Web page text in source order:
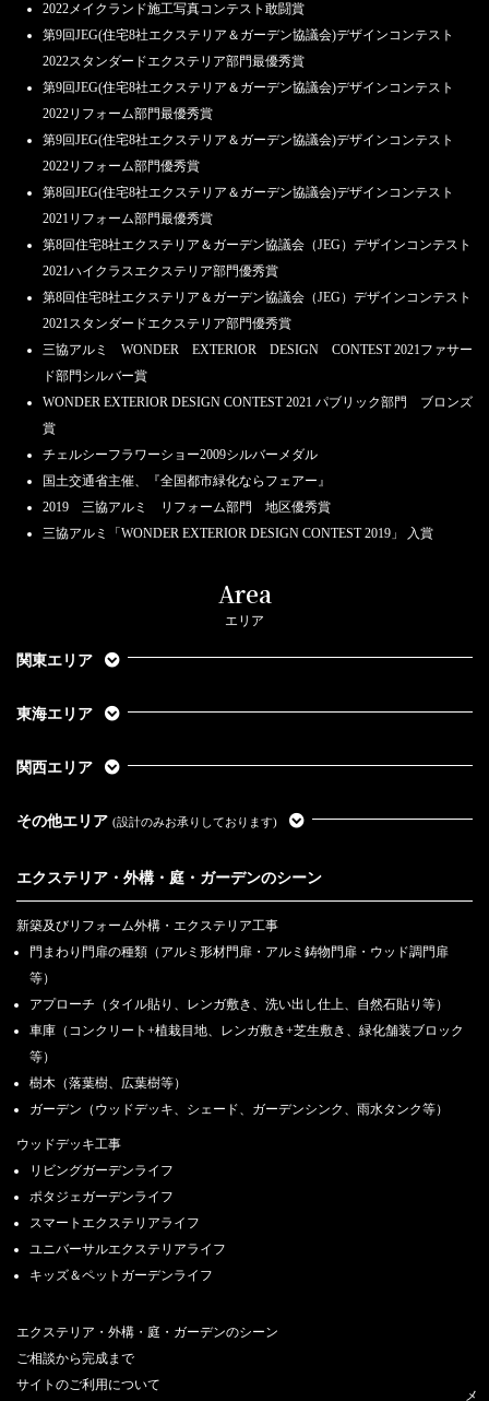
2022メイクランド施工写真コンテスト敢闘賞
第9回JEG(住宅8社エクステリア＆ガーデン協議会)デザインコンテスト
2022スタンダードエクステリア部門最優秀賞
第9回JEG(住宅8社エクステリア＆ガーデン協議会)デザインコンテスト
2022リフォーム部門最優秀賞
第9回JEG(住宅8社エクステリア＆ガーデン協議会)デザインコンテスト
2022リフォーム部門優秀賞
第8回JEG(住宅8社エクステリア＆ガーデン協議会)デザインコンテスト
2021リフォーム部門最優秀賞
第8回住宅8社エクステリア＆ガーデン協議会（JEG）デザインコンテスト
2021ハイクラスエクステリア部門優秀賞
第8回住宅8社エクステリア＆ガーデン協議会（JEG）デザインコンテスト
2021スタンダードエクステリア部門優秀賞
三協アルミ WONDER EXTERIOR DESIGN CONTEST 2021ファサー
ド部門シルバー賞
WONDER EXTERIOR DESIGN CONTEST 2021 パブリック部門 ブロンズ
賞
チェルシーフラワーショー2009シルバーメダル
国土交通省主催、『全国都市緑化ならフェアー』
2019 三協アルミ リフォーム部門 地区優秀賞
三協アルミ「WONDER EXTERIOR DESIGN CONTEST 2019」 入賞
Area
エリア
関東エリア
東海エリア
関西エリア
その他エリア (設計のみお承りしております)
エクステリア・外構・庭・ガーデンのシーン
新築及びリフォーム外構・エクステリア工事
門まわり門扉の種類（アルミ形材門扉・アルミ鋳物門扉・ウッド調門扉
等）
アプローチ（タイル貼り、レンガ敷き、洗い出し仕上、自然石貼り等）
車庫（コンクリート+植栽目地、レンガ敷き+芝生敷き、緑化舗装ブロック
等）
樹木（落葉樹、広葉樹等）
ガーデン（ウッドデッキ、シェード、ガーデンシンク、雨水タンク等）
ウッドデッキ工事
リビングガーデンライフ
ポタジェガーデンライフ
スマートエクステリアライフ
ユニバーサルエクステリアライフ
キッズ＆ペットガーデンライフ
エクステリア・外構・庭・ガーデンのシーン
ご相談から完成まで
サイトのご利用について
メ